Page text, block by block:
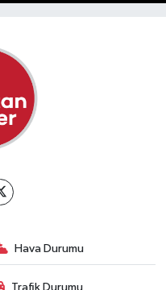
Hava Durumu
Trafik Durumu